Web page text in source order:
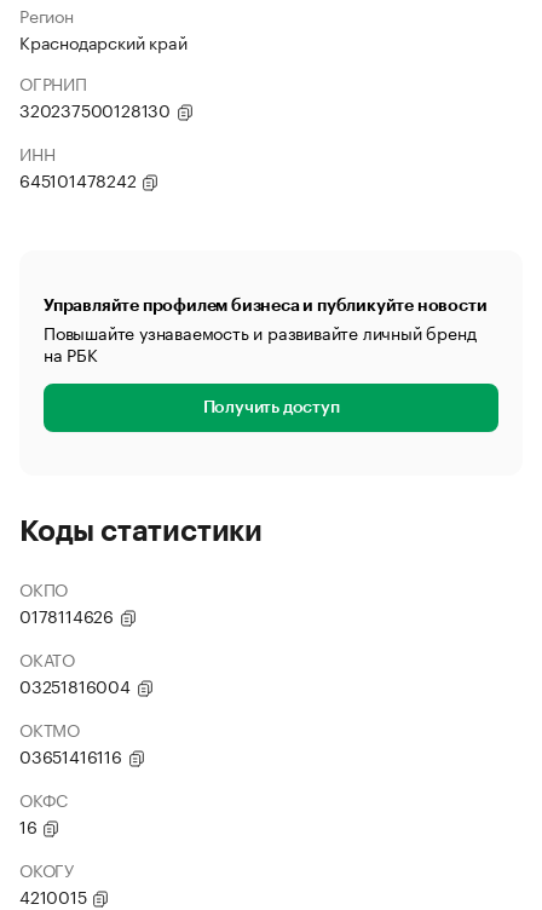
Регион
Краснодарский край
ОГРНИП
320237500128130
ИНН
645101478242
Управляйте профилем бизнеса и публикуйте новости
Повышайте узнаваемость и развивайте личный бренд
на РБК
Получить доступ
Коды статистики
ОКПО
0178114626
ОКАТО
03251816004
ОКТМО
03651416116
ОКФС
16
ОКОГУ
4210015